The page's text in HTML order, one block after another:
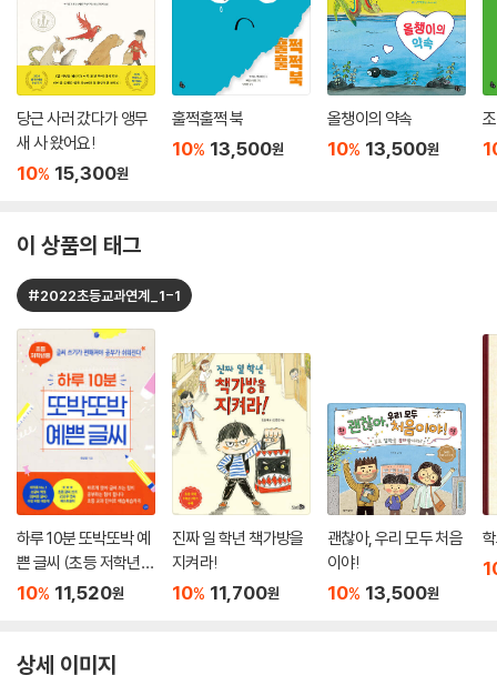
당근 사러 갔다가 앵무
새 사 왔어요!
10% 15,300원
훌쩍훌쩍 북
10% 13,500원
올챙이의 약속
10% 13,500원
이 상품의 태그
#2022초등교과연계_1-1
하루 10분 또박또박 예
쁜 글씨 (초등 저학년
용)
10% 11,520원
진짜 일 학년 책가방을
지켜라!
10% 11,700원
괜찮아, 우리 모두 처음
이야!
10% 13,500원
상세 이미지